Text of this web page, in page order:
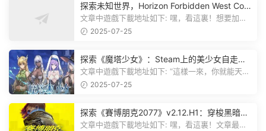
探索未知世界，Horizon Forbidden West Com
plete Edition正式發布！
文章中遊戲下載地址如下: 嘿，看這裏！想要加入
遊戲資源分享群，就點文章最後那...
2025-07-25
探索《魔塔少女》：Steam上的美少女自走
棋，戰鬥與策略的雙重盛宴！
文章中遊戲下載地址如下: “這樣一來，你就能天天
2025-07-25
探索《賽博朋克2077》v2.12.H1：穿梭黑暗都
市，感受未來世界的震撼
文章中遊戲下載地址如下: 嘿，看這裏！文章最後